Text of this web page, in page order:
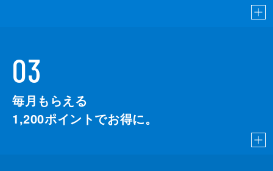
03
毎月もらえる
1,200ポイントでお得に。